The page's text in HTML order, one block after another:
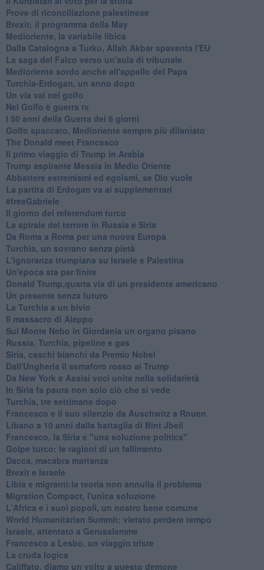
Prove di riconciliazione palestinese
Brexit: il programma della May
Medioriente, la variabile libica
Dalla Catalogna a Turku, Allah Akbar spaventa l'EU
La saga del Falco verso un'aula di tribunale
Medioriente sordo anche all'appello del Papa
Turchia-Erdogan, un anno dopo
Un via vai nel golfo
Nel Golfo è guerra tv
I 50 anni della Guerra dei 6 giorni
Golfo spaccato, Medioriente sempre più dilaniato
The Donald meet Francesco
Il primo viaggio di Trump in Arabia
Trump aspirante Messia in Medio Oriente
Abbattere estremismi ed egoismi, se Dio vuole
La partita di Erdogan va ai supplementari
#freeGabriele
Il giorno del referendum turco
La spirale del terrore in Russia e Siria
Da Roma a Roma per una nuova Europa
Turchia, un sovrano senza pietà
L'ignoranza trumpiana su Israele e Palestina
Un'epoca sta per finire
Donald Trump,quarta via di un presidente americano
Un presente senza futuro
La Turchia a un bivio
Il massacro di Aleppo
Sul Monte Nebo in Giordania un organo pisano
Russia, Turchia, pipeline e gas
Siria, caschi bianchi da Premio Nobel
Dall'Ungheria il semaforo rosso ai Trump
Da New York e Assisi voci unite nella solidarietà
In Siria fa paura non solo ciò che si vede
Turchia, tre settimane dopo
Francesco e il suo silenzio da Auschwitz a Rouen
Libano a 10 anni dalla battaglia di Bint Jbeil
Francesco, la Siria e "una soluzione politica"
Golpe turco: le ragioni di un fallimento
Dacca, macabra mattanza
Brexit e Israele
Libia e migranti:la teoria non annulla il problema
Migration Compact, l'unica soluzione
L'Africa e i suoi popoli, un nostro bene comune
World Humanitarian Summit: vietato perdere tempo
Israele, attentato a Gerusalemme
Francesco a Lesbo, un viaggio triste
La cruda logica
Califfato, diamo un volto a questo demone